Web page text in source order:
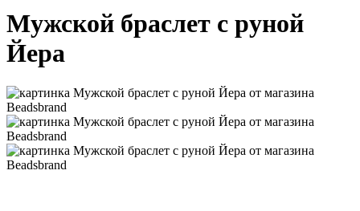
Мужской браслет с руной
Йера